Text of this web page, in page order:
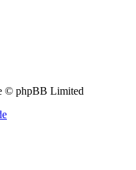
© phpBB Limited